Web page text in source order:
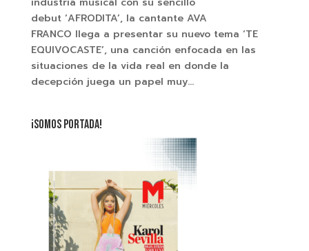
debut ‘AFRODITA’, la cantante AVA
FRANCO llega a presentar su nuevo tema ‘TE
EQUIVOCASTE’, una canción enfocada en las
situaciones de la vida real en donde la
decepción juega un papel muy...
¡SOMOS PORTADA!